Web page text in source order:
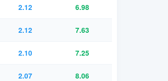
2.12 6.98
2.12 7.63
2.10 7.25
2.07 8.06